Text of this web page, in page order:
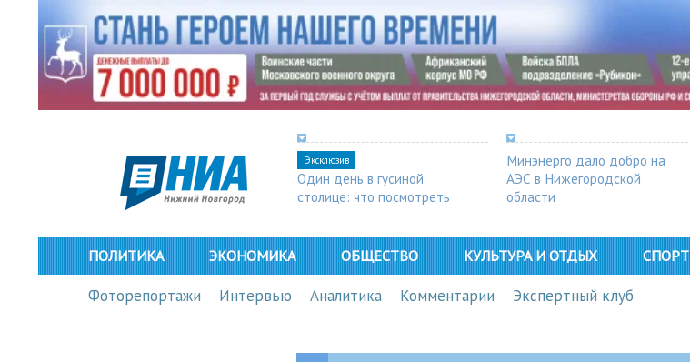
Эксклюзив
Один день в гусиной
столице: что посмотреть
Минэнерго дало добро на
АЭС в Нижегородской
области
ПОЛИТИКА ЭКОНОМИКА ОБЩЕСТВО КУЛЬТУРА И ОТДЫХ СПОРТ
Фоторепортажи Интервью Аналитика Комментарии Экспертный клуб